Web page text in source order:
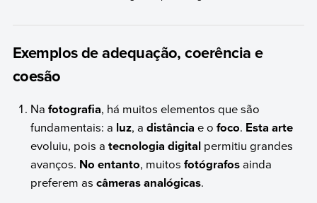
Exemplos de adequação, coerência e
coesão
Na fotografia, há muitos elementos que são
fundamentais: a luz, adistância e o foco. Esta arte
evoluiu, pois atecnologia digital permitiu grandes
avanços. No entanto, muitosfotógrafosainda
preferem ascâmeras analógicas.